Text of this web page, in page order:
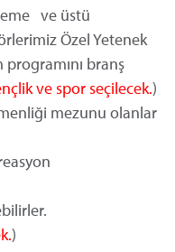
ve üstü
Özel Yetenek
programını branş
ve spor seçilecek.)
mezunu olanlar
)